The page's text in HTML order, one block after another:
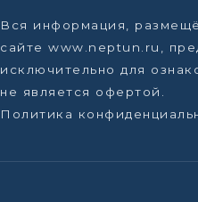
Вся информация,
сайте www.neptun.ru,
исключительно для
не является офертой.
Политика